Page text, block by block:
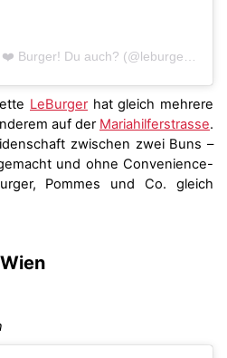
LeBurgerhat gleich mehrere
auf der Mariahilferstrasse.
zwischen zwei Buns –
und ohne Convenience-
Pommes und Co. gleich